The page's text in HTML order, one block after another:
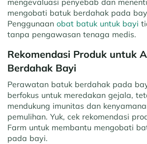
mengevaluasi penyebab dan
mengobati batuk berdahak pada
Penggunaan obat batuk untuk bayi
tanpa pengawasan tenaga medis.
Rekomendasi Produk untuk
Berdahak Bayi
Perawatan batuk berdahak pada
berfokus untuk meredakan gejala,
mendukung imunitas dan
pemulihan. Yuk, cek rekomendasi
Farm untuk membantu mengobati
pada bayi.